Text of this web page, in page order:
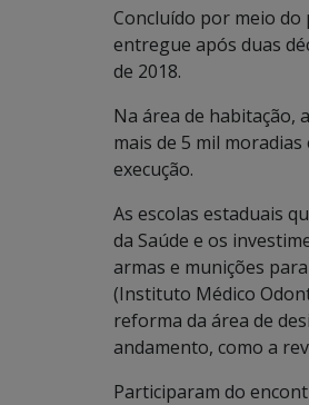
Concluído por meio
entregue após duas
de 2018.
Na área de habitação,
mais de 5 mil
execução.
As escolas estaduais
da Saúde e os
armas e munições
(Instituto Médico
reforma da área de
andamento, como a
Participaram do